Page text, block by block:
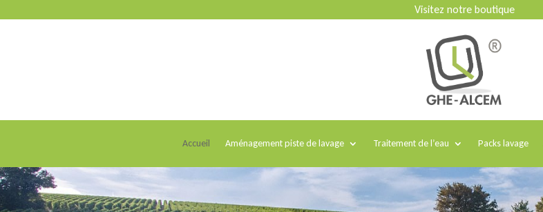
Visitez notre boutique
Accueil Aménagement piste de lavage Traitement de l’eau Packs lavage